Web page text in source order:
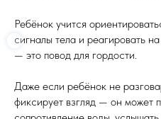
Ребёнок учится
сигналы тела и реагировать
— это повод для гордости.
Даже если ребёнок не
фиксирует взгляд — он может